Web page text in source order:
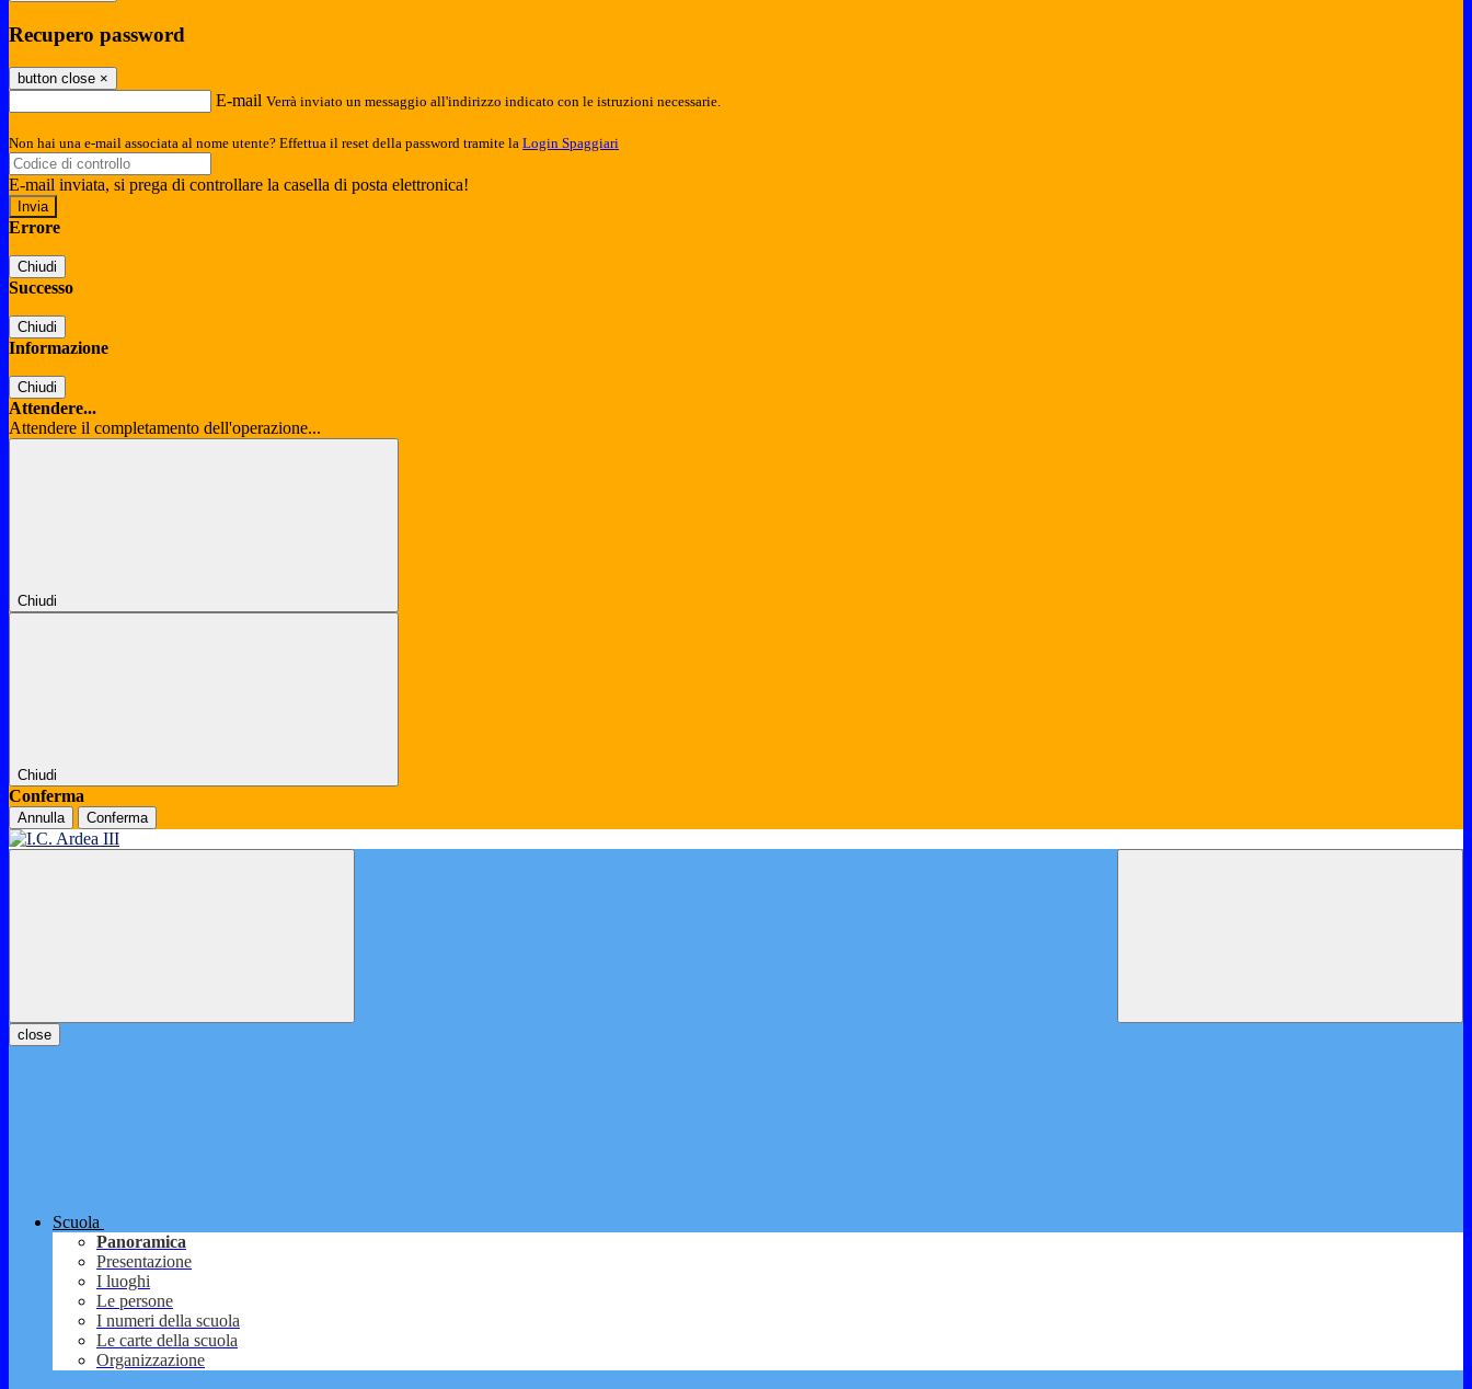
Recupero password
button close ×
E-mail Verrà inviato un messaggio all'indirizzo indicato con le istruzioni necessarie.
Non hai una e-mail associata al nome utente? Effettua il reset della password tramite la Login Spaggiari
E-mail inviata, si prega di controllare la casella di posta elettronica!
Errore
Chiudi
Successo
Chiudi
Informazione
Chiudi
Attendere...
Attendere il completamento dell'operazione...
Chiudi
Chiudi
Conferma
Annulla Conferma
close
Scuola
Panoramica
Presentazione
I luoghi
Le persone
I numeri della scuola
Le carte della scuola
Organizzazione